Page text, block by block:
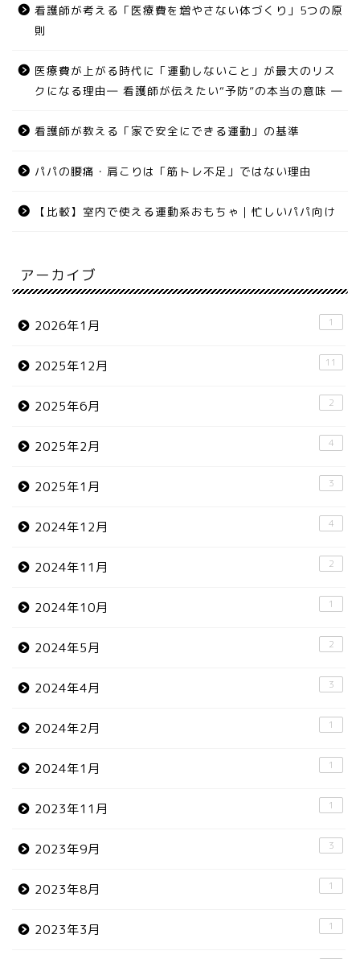
看護師が考える「医療費を増やさない体づくり」5つの原
則
医療費が上がる時代に「運動しないこと」が最大のリス
クになる理由― 看護師が伝えたい“予防”の本当の意味 ―
看護師が教える「家で安全にできる運動」の基準
パパの腰痛・肩こりは「筋トレ不足」ではない理由
【比較】室内で使える運動系おもちゃ｜忙しいパパ向け
アーカイブ
2026年1月 1
2025年12月 11
2025年6月 2
2025年2月 4
2025年1月 3
2024年12月 4
2024年11月 2
2024年10月 1
2024年5月 2
2024年4月 3
2024年2月 1
2024年1月 1
2023年11月 1
2023年9月 3
2023年8月 1
2023年3月 1